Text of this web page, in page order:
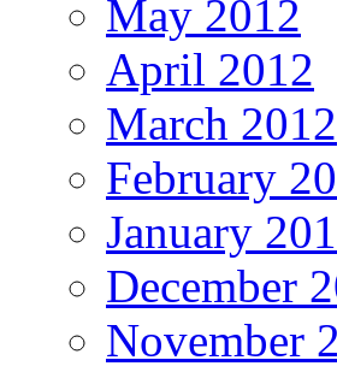
May 2012
April 2012
March 2012
February
January
December
November